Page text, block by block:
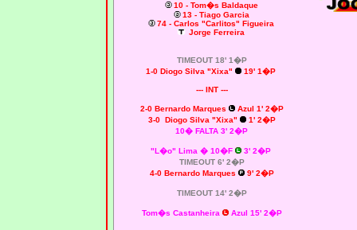
10 - Tom�s Baldaque
13 - Tiago Garcia
74 - Carlos "Carlitos" Figueira
Jorge Ferreira
TIMEOUT 18' 1�P
1-0 Diogo Silva "Xixa"
19' 1�P
--- INT ---
2-0 Bernardo Marques
Azul 1' 2�P
3-0 Diogo Silva "Xixa"
1' 2�P
10� FALTA 3' 2�P
"L�o" Lima �10�F
3' 2�P
TIMEOUT 6' 2�P
4-0 Bernardo Marques
9' 2�P
TIMEOUT 14' 2�P
Tom�s Castanheira Azul 15' 2�P